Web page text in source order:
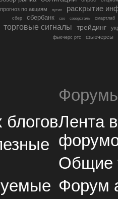
прогноз по акциям путин раскрытие
сбер сбербанк сво северсталь смартлаб
торговые сигналы трейдинг
фьючерс ртс фьючерсы
блоговЛента
Общие
Форум